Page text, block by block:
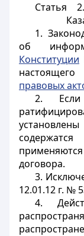
Статья
1.
об
Конституции
правовых
2. Если
договора.
3.
12.01.12 г. №
4.